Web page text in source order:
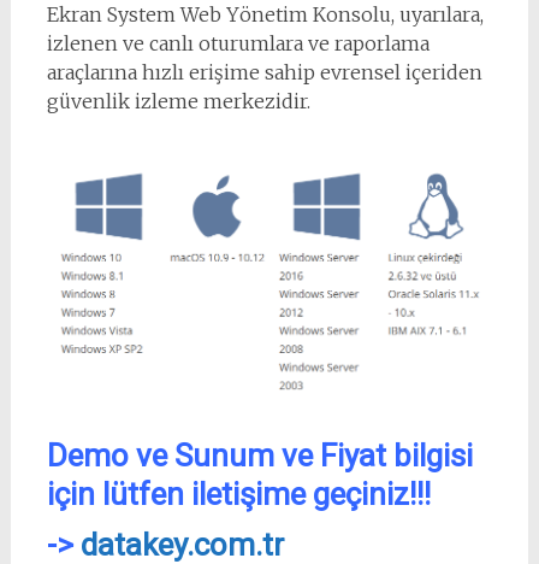
Ekran System Web Yönetim Konsolu, uyarılara,
izlenen ve canlı oturumlara ve raporlama
araçlarına hızlı erişime sahip evrensel içeriden
güvenlik izleme merkezidir.
Demo ve Sunum ve Fiyat bilgisi
için lütfen iletişime geçiniz!!!
-> datakey.com.tr